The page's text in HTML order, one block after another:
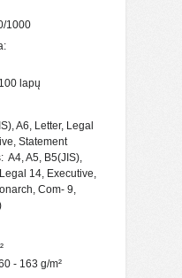
1000
lapų
A6, Letter, Legal
Statement
A4, A5, B5(JIS),
14, Executive,
Com- 9,
- 163 g/m²